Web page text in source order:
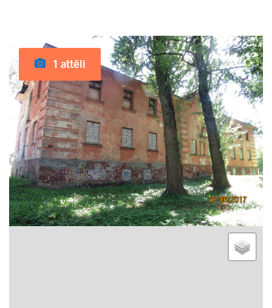
1 attēli